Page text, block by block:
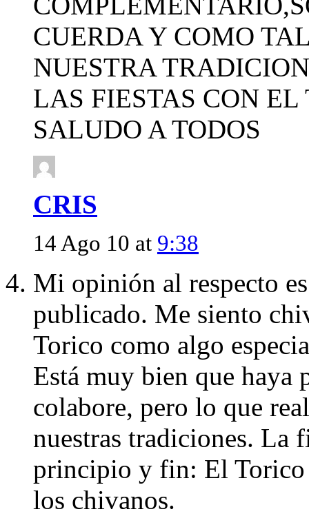
CUERDA Y COMO
NUESTRA
LAS FIESTAS CON
SALUDO A TODOS
CRIS
14 Ago 10 at 9:38
Mi opinión al respecto
publicado. Me siento
Torico como algo
Está muy bien que haya
colabore, pero lo que
nuestras tradiciones. La
principio y fin: El Torico
los chivanos.